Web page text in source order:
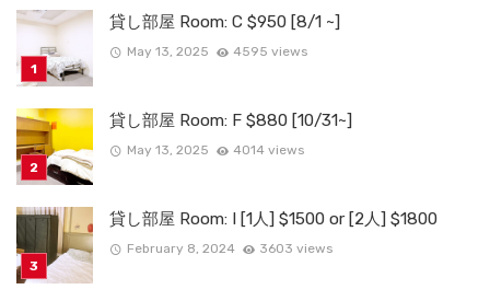
貸し部屋 Room: C $950 [8/1 ~]
May 13, 2025 4595 views
貸し部屋 Room: F $880 [10/31~]
May 13, 2025 4014 views
貸し部屋 Room: I [1人] $1500 or [2人] $1800
February 8, 2024 3603 views